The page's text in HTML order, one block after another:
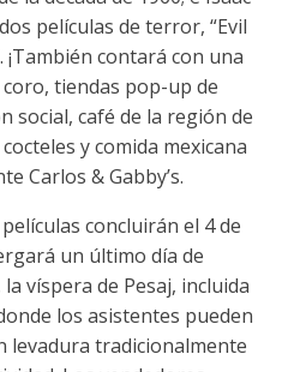
películas de terror, “Evil
¡También contará con una
tiendas pop-up de
social, café de la región de
y comida mexicana
Carlos & Gabby’s.
concluirán el 4 de
un último día de
víspera de Pesaj, incluida
los asistentes pueden
levadura tradicionalmente